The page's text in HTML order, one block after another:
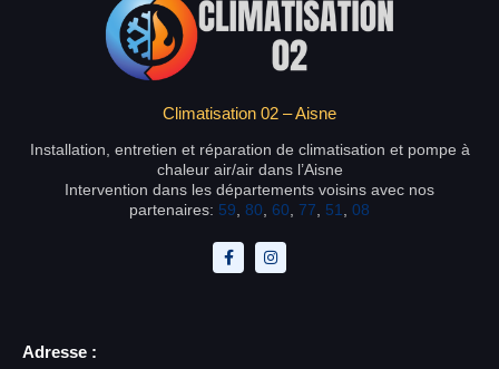
Climatisation 02 – Aisne
Installation, entretien et réparation de climatisation et pompe à
chaleur air/air dans l’Aisne
Intervention dans les départements voisins avec nos
partenaires: 59 80 60 77 51 08
Adresse :